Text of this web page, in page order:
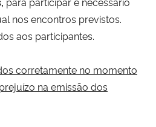
nos encontros previstos.
aos participantes.
corretamente no momento
na emissão dos